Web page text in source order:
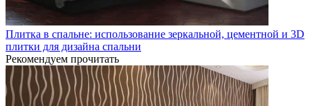
Плитка в спальне: использование зеркальной, цементной и 3D
плитки для дизайна спальни
Рекомендуем прочитать